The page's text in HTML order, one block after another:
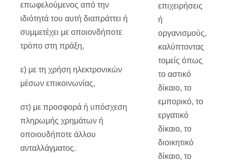
επωφελούμενος από την
ιδιότητά του αυτή διαπράττει ή
συμμετέχει με οποιονδήποτε
τρόπο στη πράξη,
ε) με τη χρήση ηλεκτρονικών
μέσων επικοινωνίας,
στ) με προσφορά ή υπόσχεση
πληρωμής χρημάτων ή
οποιουδήποτε άλλου
ανταλλάγματος.
επιχειρήσεις
ή
οργανισμούς,
καλύπτοντας
τομείς όπως
το αστικό
δίκαιο, το
εμπορικό, το
εργατικό
δίκαιο, το
διοικητικό
δίκαιο, το